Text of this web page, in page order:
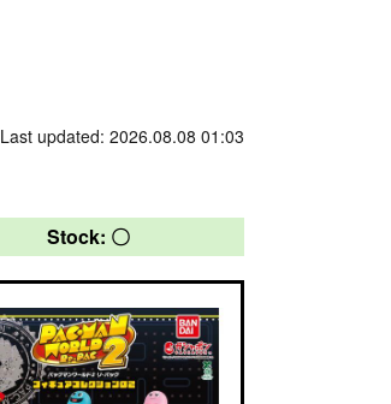
Last updated: 2026.08.08 01:03
Stock: 〇